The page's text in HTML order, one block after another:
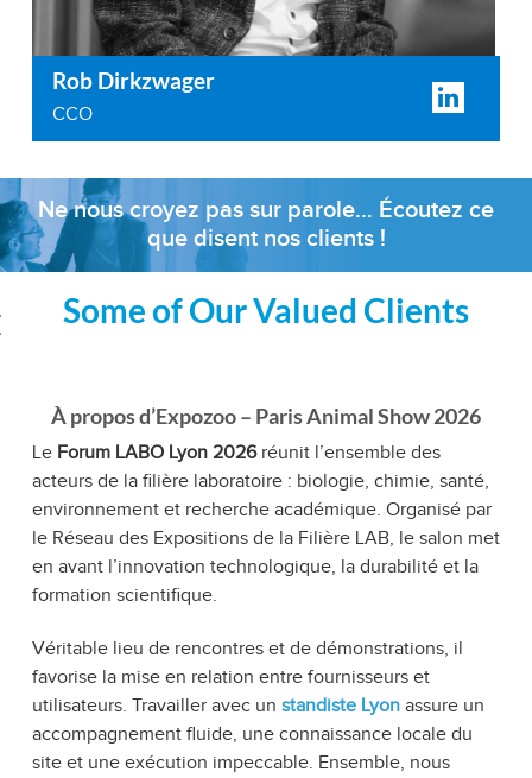
Rob Dirkzwager
CCO
Ne nous croyez pas sur parole… Écoutez ce
que disent nos clients !
Some of Our Valued Clients
À propos d’Expozoo – Paris Animal Show 2026
Le Forum LABO Lyon 2026réunit l’ensemble des
acteurs de la filière laboratoire : biologie, chimie, santé,
environnement et recherche académique. Organisé par
le Réseau des Expositions de la Filière LAB, le salon met
en avant l’innovation technologique, la durabilité et la
formation scientifique.
Véritable lieu de rencontres et de démonstrations, il
favorise la mise en relation entre fournisseurs et
utilisateurs. Travailler avec un standiste Lyon assure un
accompagnement fluide, une connaissance locale du
site et une exécution impeccable. Ensemble, nous